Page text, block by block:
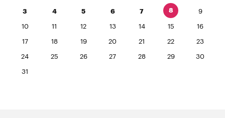
3 4 5 6 7 8 9
10 11 12 13 14 15 16
17 18 19 20 21 22 23
24 25 26 27 28 29 30
31